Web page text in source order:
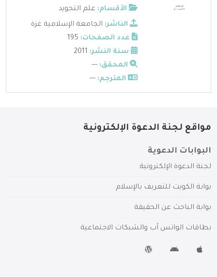
الأقسام: علم التجويد
الناشر: الجامعة الإسلامية غزة
عدد الصفحات:
سنة النشر:
المحقق: ---
المترجم: ---
مواقع لجنة الدعوة الإلكترونية
البوابات الدعوية
لجنة الدعوة الإلكترونية
بوابة الكويت للتعريف بالإسلام
بوابة الباحث عن الحقيقة
بطاقات الواتس آب والشبكات الاجتماعية